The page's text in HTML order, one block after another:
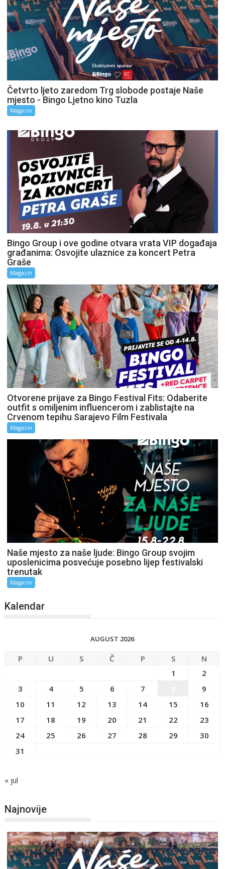
Četvrto ljeto zaredom Trg slobode postaje Naše
mjesto - Bingo Ljetno kino Tuzla
Magazin
Bingo Group i ove godine otvara vrata VIP događaja
građanima: Osvojite ulaznice za koncert Petra
Graše
Magazin
Otvorene prijave za Bingo Festival Fits: Odaberite
outfit s omiljenim influencerom i zablistajte na
Crvenom tepihu Sarajevo Film Festivala
Magazin
Naše mjesto za naše ljude: Bingo Group svojim
uposlenicima posvećuje posebno lijep festivalski
trenutak
Magazin
Kalendar
AUGUST 2026
P U S Č P S
N
1
2
3
4 5 6 7
9
10
11 12 13 14 15
16
17
18 19 20 21 22
23
24
25 26 27 28 29
30
31
« jul
Najnovije